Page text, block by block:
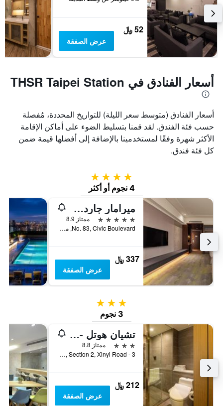
52 ﷼
عرض الصفقة
أسعار الفنادق في THSR Taipei Station
أسعار الفنادق (متوسط سعر الليلة) للتواريخ المحددة، مُفصلة
حسب فئة الفندق. لقد قمنا بتسليط الضوء على أماكن الإقامة
الأكثر شهرة وفقًا لمستخدمينا بالإضافة إلى أفضلها قيمة ضمن
كل فئة فندق.
4 نجوم
4 نجوم أو أكثر
ميرامار جاردن تابييه
5 نجوم
ممتاز 8.9
No. 83, Civic Boulevard, مدينة تايبيه, تايوان
337 ﷼
عرض الصفقة
3 نجوم
3 نجوم
تشيان هوتل - دونجمن
3 نجوم
ممتاز 8.8
3 - 12F, No. 163, Section 2, Xinyi Road, مدينة تايبيه, تايوان
212 ﷼
عرض الصفقة